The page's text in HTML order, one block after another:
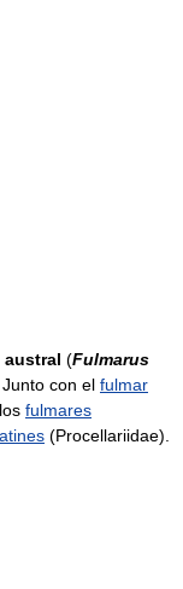
austral (Fulmarus
con el fulmar
fulmares
(Procellariidae).